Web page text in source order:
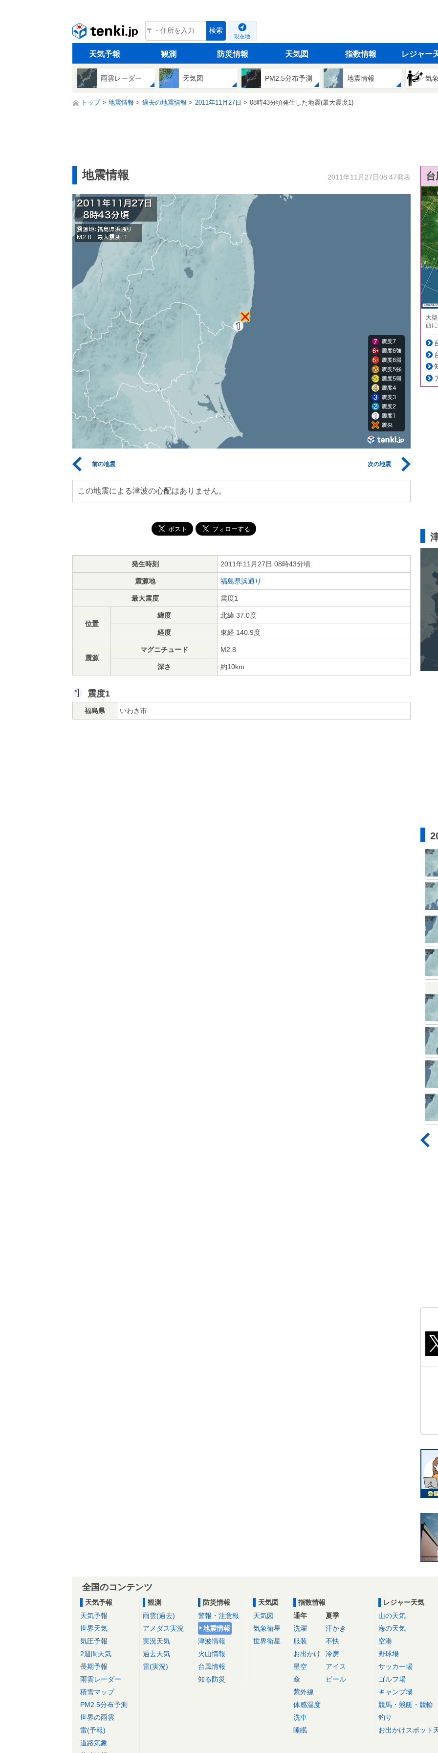
tenki.jp 検索
現在地
天気予報 観測 防災情報 天気図 指数情報 レジャー
雨雲レーダー 天気図 PM2.5分布予測 地震情報 気
トップ 地震情報 過去の地震情報 2011年11月27日 08時43分頃発生した地震(最大震度1)
地震情報 2011年11月27日08:47発表
前の地震 次の地震
この地震による津波の心配はありません。
発生時刻 2011年11月27日 08時43分頃
震源地 福島県浜通り
最大震度 震度1
位置
緯度 北緯 37.0度
経度 東経 140.9度
震源
マグニチュード M2.8
深さ 約10km
震度1
福島県 いわき市
大
西
全国のコンテンツ
天気予報
天気予報
世界天気
気圧予報
2週間天気
長期予報
雨雲レーダー
積雪マップ
PM2.5分布予測
世界の雨雲
雷(予報)
道路気象
観測
雨雲(過去)
アメダス実況
実況天気
過去天気
雷(実況)
防災情報
警報・注意報
地震情報
津波情報
火山情報
台風情報
知る防災
天気図
天気図
気象衛星
世界衛星
指数情報
通年
洗濯
服装
お出かけ
星空
傘
紫外線
体感温度
洗車
睡眠
夏季
汗かき
不快
冷房
アイス
ビール
レジャー天気
山の天気
海の天気
空港
野球場
サッカー場
ゴルフ場
キャンプ場
競馬・競艇・競輪
釣り
お出かけスポット